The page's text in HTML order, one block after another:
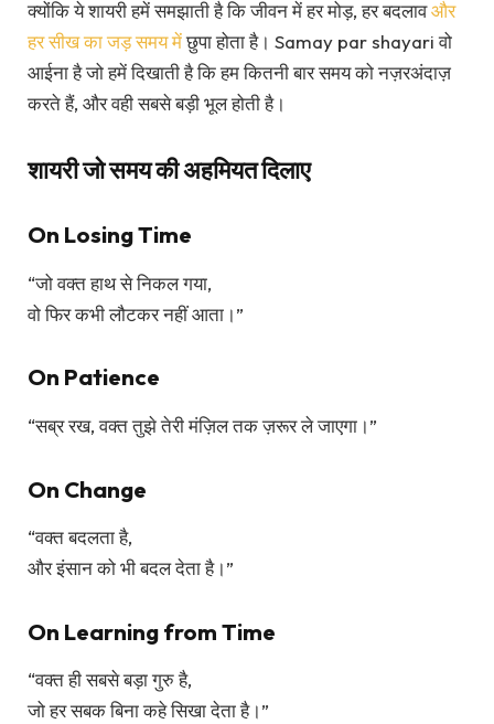
क्योंकि ये शायरी हमें समझाती है कि जीवन में हर मोड़, हर बदलावऔर
हर सीख का जड़ समय मेंछुपा होता है। Samay par shayari वो
आईना है जो हमें दिखाती है कि हम कितनी बार समय को नज़रअंदाज़
करते हैं, और वही सबसे बड़ी भूल होती है।
शायरी जो समय की अहमियत दिलाए
On Losing Time
“जो वक्त हाथ से निकल गया,
वो फिर कभी लौटकर नहीं आता।”
On Patience
“सब्र रख, वक्त तुझे तेरी मंज़िल तक ज़रूर ले जाएगा।”
On Change
“वक्त बदलता है,
और इंसान को भी बदल देता है।”
On Learning from Time
“वक्त ही सबसे बड़ा गुरु है,
जो हर सबक बिना कहे सिखा देता है।”